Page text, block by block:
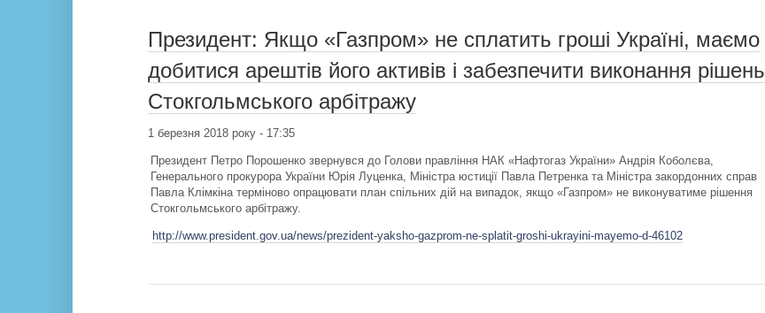
Президент: Якщо «Газпром» не сплатить гроші Україні, маємо
добитися арештів його активів і забезпечити виконання рішень
Стокгольмського арбітражу
1 березня 2018 року - 17:35
Президент Петро Порошенко звернувся до Голови правління НАК «Нафтогаз України» Андрія Коболєва,
Генерального прокурора України Юрія Луценка, Міністра юстиції Павла Петренка та Міністра закордонних справ
Павла Клімкіна терміново опрацювати план спільних дій на випадок, якщо «Газпром» не виконуватиме рішення
Стокгольмського арбітражу.
http://www.president.gov.ua/news/prezident-yaksho-gazprom-ne-splatit-groshi-ukrayini-mayemo-d-46102